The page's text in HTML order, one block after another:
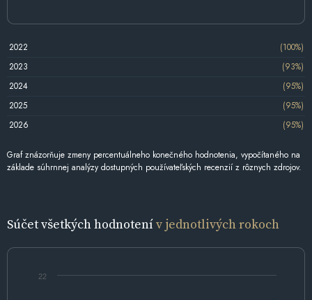
2022
(100%)
2023
(93%)
2024
(95%)
2025
(95%)
2026
(95%)
Graf znázorňuje zmeny percentuálneho konečného hodnotenia, vypočítaného na
základe súhrnnej analýzy dostupných používateľských recenzií z rôznych zdrojov.
Súčet všetkých hodnotenív jednotlivých rokoch
22